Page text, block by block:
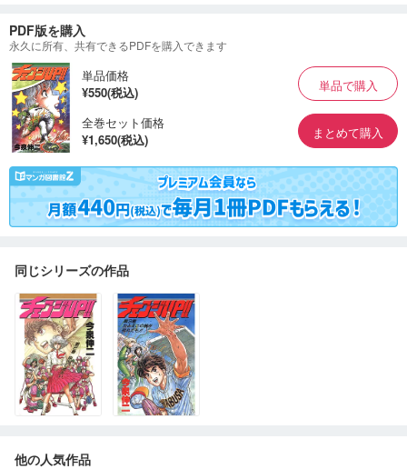
PDF版を購入
永久に所有、共有できるPDFを購入できます
単品価格
¥550(税込)
単品で購入
全巻セット価格
¥1,650(税込)
まとめて購入
同じシリーズの作品
他の人気作品